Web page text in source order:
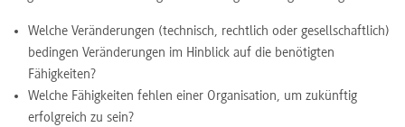
Welche Veränderungen (technisch, rechtlich oder gesellschaftlich)
bedingen Veränderungen im Hinblick auf die benötigten
Fähigkeiten?
Welche Fähigkeiten fehlen einer Organisation, um zukünftig
erfolgreich zu sein?